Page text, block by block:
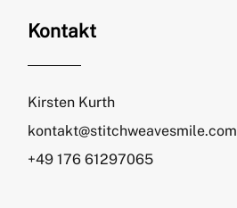
Kontakt
Kirsten Kurth
kontakt@stitchweavesmile.com
+49 176 61297065